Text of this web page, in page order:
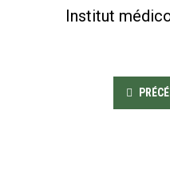
Institut